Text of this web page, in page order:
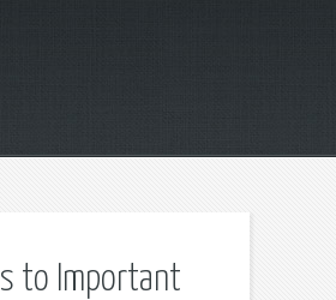
to Important